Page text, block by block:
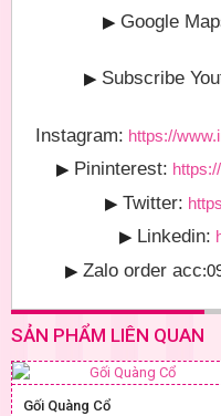
▶ Google
▶ Subscribe
Instagram: https://
▶ Pininterest:
▶ Twitter:
▶ Linkedin:
▶ Zalo order acc
SẢN PHẨM LIÊN QUAN
Gối Quàng Cổ